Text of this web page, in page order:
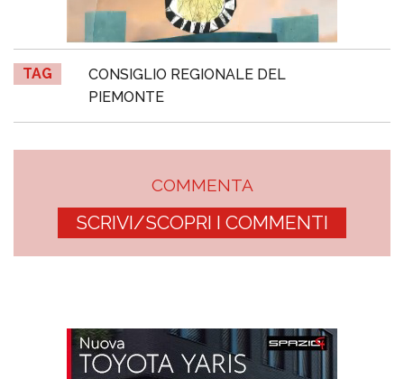
TAG
CONSIGLIO REGIONALE DEL
PIEMONTE
COMMENTA
SCRIVI/SCOPRI I COMMENTI